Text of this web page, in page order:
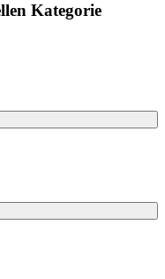
Kategorie